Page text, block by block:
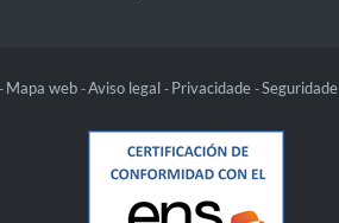
- Mapa web -Aviso legal - Privacidade -Seguridade